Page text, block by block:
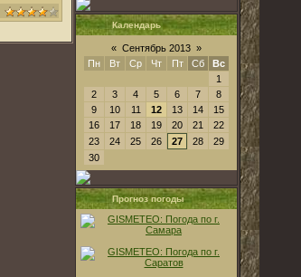
Календарь
« Сентябрь 2013 »
Пн
Вт Ср Чт Пт Сб
Вс
1
2
3 4 5 6 7
8
9
10 11 12 13 14
15
16
17 18 19 20 21
22
23
24 25 26 27 28
29
30
Прогноз погоды